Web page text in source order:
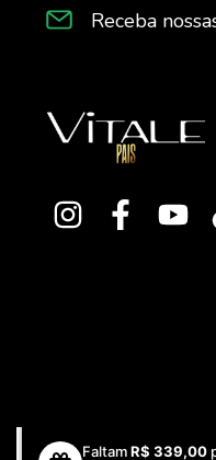
Ao navegar por este site
Receba
FaltamR$ 339,00